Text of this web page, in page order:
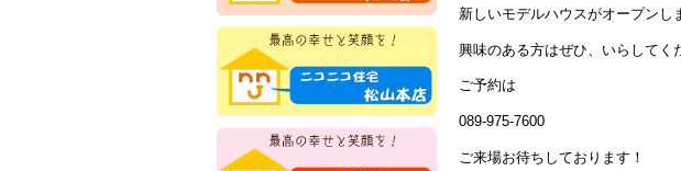
新しいモデルハウスがオープンし
興味のある方はぜひ、いらしてく
ご予約は
089-975-7600
ご来場お待ちしております！